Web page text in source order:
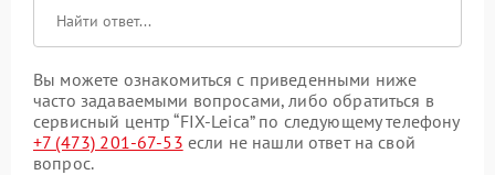
Вы можете ознакомиться с приведенными ниже
часто задаваемыми вопросами, либо обратиться в
сервисный центр “FIX-Leica” по следующему телефону
+7 (473) 201-67-53 если не нашли ответ на свой
вопрос.